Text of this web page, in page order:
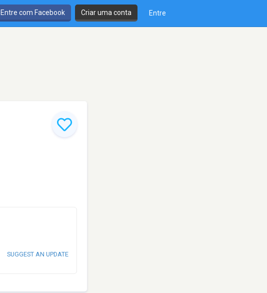
Entre com Facebook Criar uma conta Entre
SUGGEST AN UPDATE